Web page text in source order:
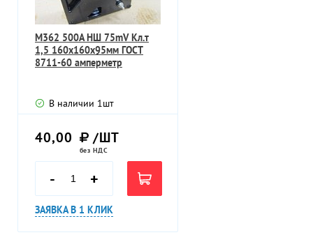
М362 500А НШ 75mV Кл.т
1,5 160х160х95мм ГОСТ
8711-60 амперметр
В наличии 1шт
40,00 /ШТ
без НДС
- +
ЗАЯВКА В 1 КЛИК